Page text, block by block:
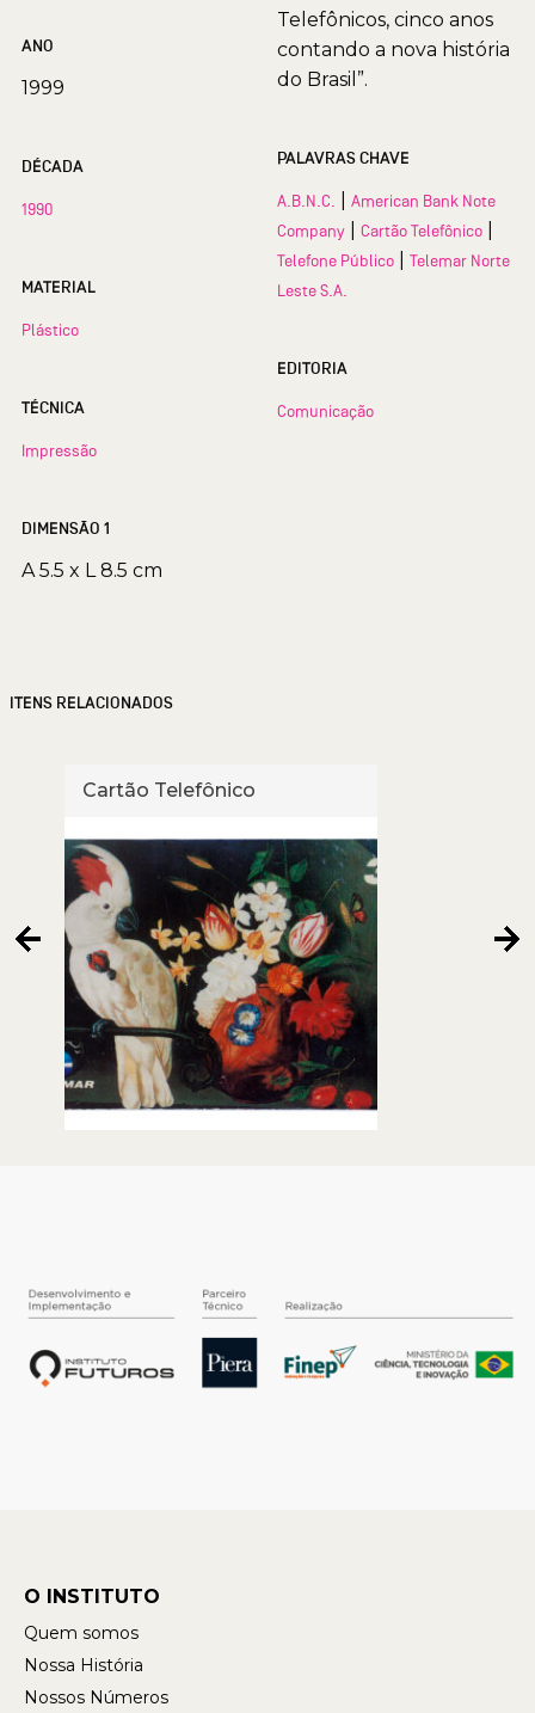
ANO
1999
DÉCADA
1990
MATERIAL
Plástico
TÉCNICA
Impressão
DIMENSÃO 1
A 5.5 x L 8.5 cm
Telefônicos, cinco anos
contando a nova história
do Brasil”.
PALAVRAS CHAVE
A.B.N.C.
American Bank Note
Company
Cartão Telefônico
Telefone Público
Telemar Norte
Leste S.A.
EDITORIA
Comunicação
ITENS RELACIONADOS
Cartão Telefônico
O INSTITUTO
Quem somos
Nossa História
Nossos Números